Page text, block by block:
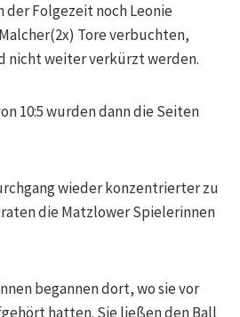
der Folgezeit noch Leonie
Tore verbuchten,
nicht weiter verkürzt werden.
10:5 wurden dann die Seiten
wieder konzentrierter zu
die Matzlower Spielerinnen
begannen dort, wo sie vor
hatten. Sie ließen den Ball